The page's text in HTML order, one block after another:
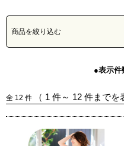
商品を絞り込む
●表示件
全 12 件 （ 1 件～ 12 件までを